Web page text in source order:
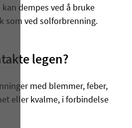
dempes ved å bruke
som ved solforbrenning.
legen?
med blemmer, feber,
eller kvalme, i forbindelse